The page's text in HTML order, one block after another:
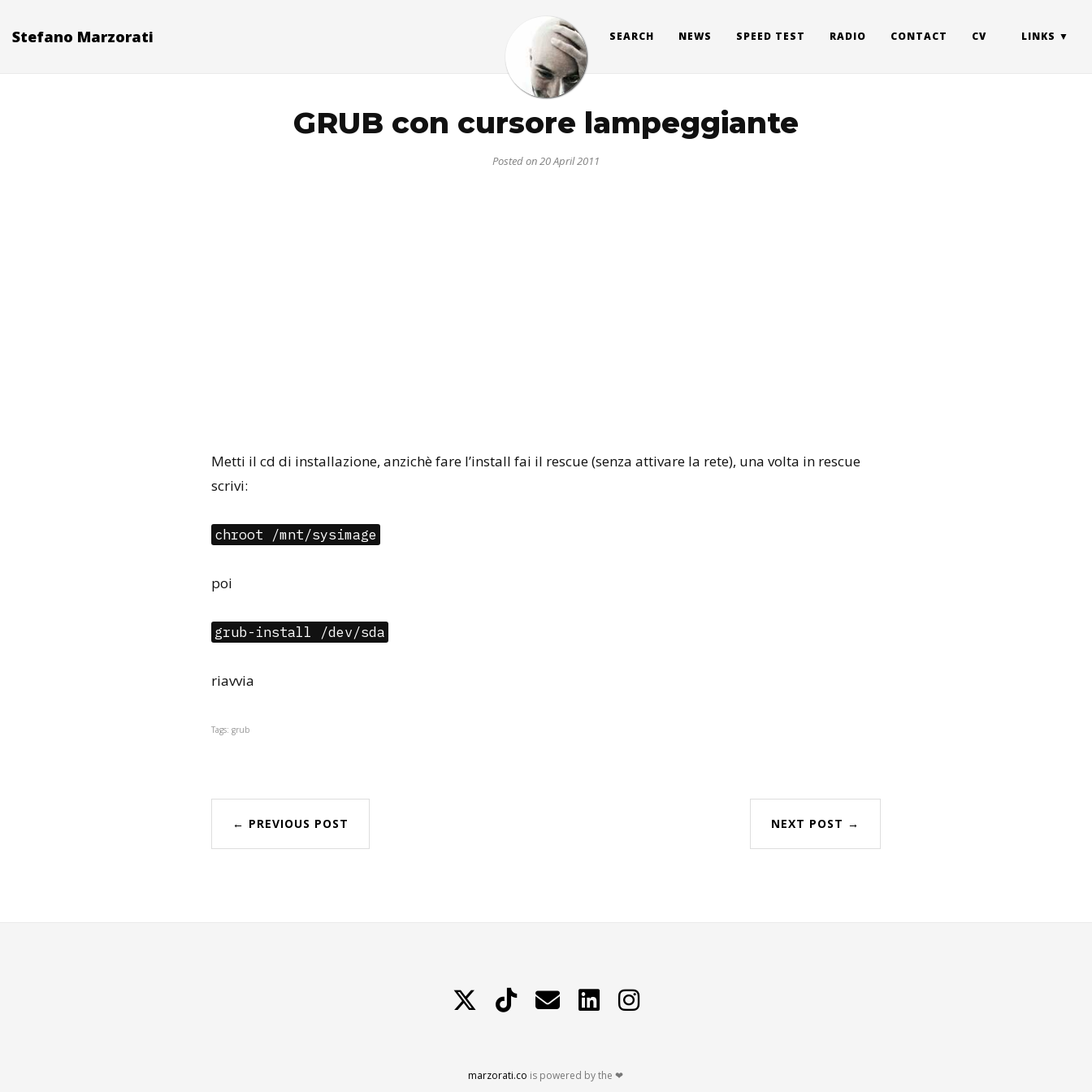
Stefano Marzorati SEARCH NEWS SPEED TEST RADIO CONTACT CV LINKS
GRUB con cursore lampeggiante
Posted on 20 April 2011
Metti il cd di installazione, anzichè fare l’install fai il rescue (senza attivare la rete), una volta in rescue
scrivi:
chroot /mnt/sysimage
poi
grub-install /dev/sda
riavvia
Tags: grub
← PREVIOUS POST NEXT POST →
TikTok Contattami LinkedIn
marzorati.co is powered by the ❤